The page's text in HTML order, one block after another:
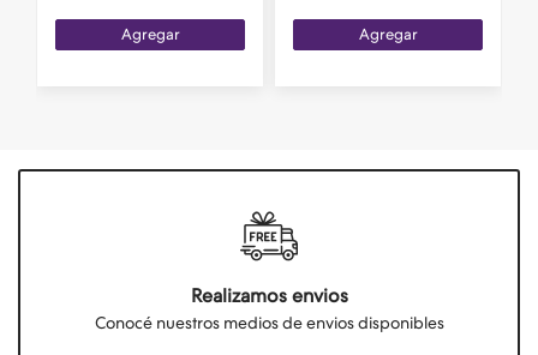
Agregar Agregar
Realizamos envios
Conocé nuestros medios de envios disponibles